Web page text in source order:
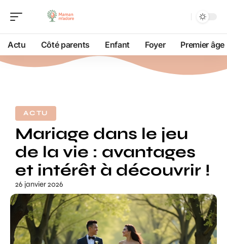
Actu Côté parents Enfant Foyer Premier âge
ACTU
Mariage dans le jeu
de la vie : avantages
et intérêt à découvrir !
26 janvier 2026